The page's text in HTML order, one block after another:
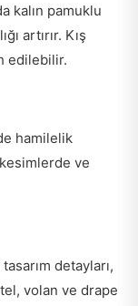
kalın pamuklu
artırır. Kış
edilebilir.
hamilelik
ve
detayları,
volan ve drape